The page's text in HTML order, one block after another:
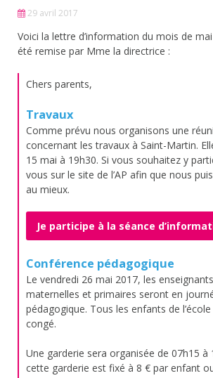
29 avril 2017
Voici la lettre d’information du mois de
été remise par Mme la directrice :
Chers parents,
Travaux
Comme prévu nous organisons une
concernant les travaux à Saint-Martin.
15 mai à 19h30. Si vous souhaitez y
vous sur le site de l’AP afin que nous
au mieux.
Je participe à la séance
Conférence pédagogique
Le vendredi 26 mai 2017, les
maternelles et primaires seront en
pédagogique. Tous les enfants de
congé.
Une garderie sera organisée de 07h15 à
cette garderie est fixé à 8 € par enfant